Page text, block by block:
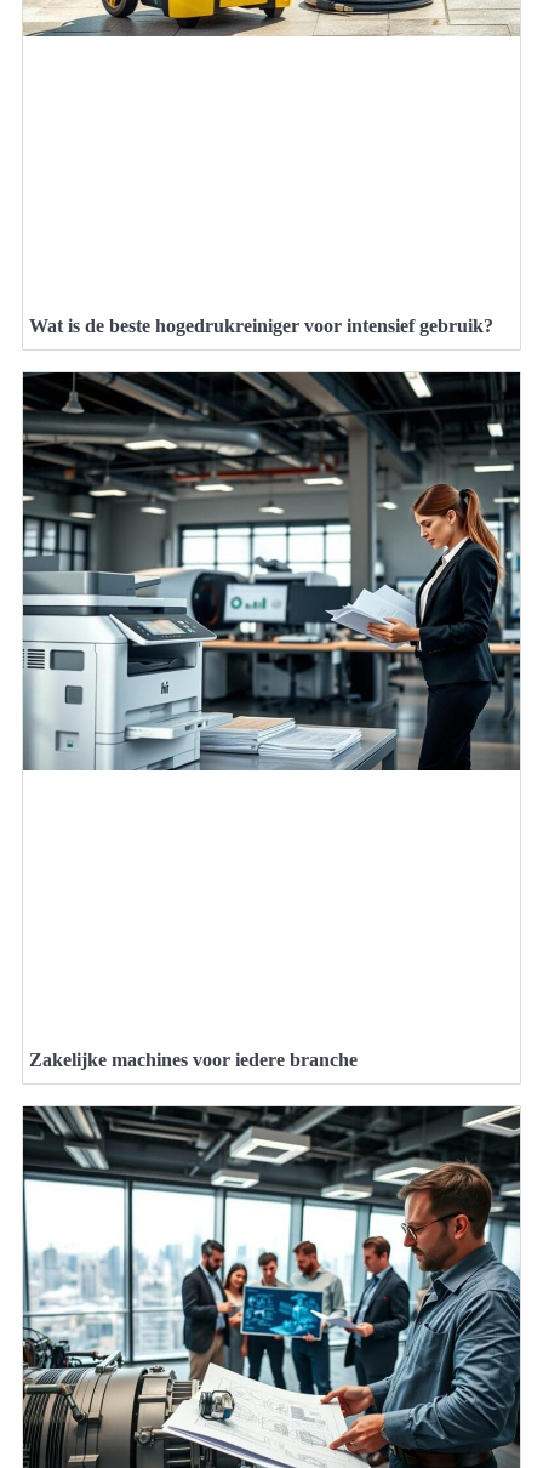
Wat is de beste hogedrukreiniger voor intensief gebruik?
Zakelijke machines voor iedere branche